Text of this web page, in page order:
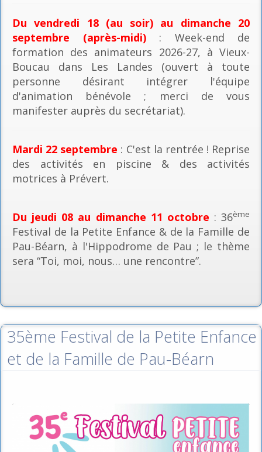
Du vendredi 18 (au soir) au dimanche 20
septembre (après-midi): Week-end de
formation des animateurs 2026-27, à Vieux-
Boucau dans Les Landes (ouvert à toute
personne désirant intégrer l'équipe
d'animation bénévole ; merci de vous
manifester auprès du secrétariat).
Mardi 22 septembre : C'est la rentrée ! Reprise
des activités en piscine & des activités
motrices à Prévert.
Du jeudi 08 au dimanche 11 octobre : 36ème
Festival de la Petite Enfance & de la Famille de
Pau-Béarn, à l'Hippodrome de Pau ; le thème
sera “Toi, moi, nous… une rencontre”.
35ème Festival de la Petite Enfance
et de la Famille de Pau-Béarn